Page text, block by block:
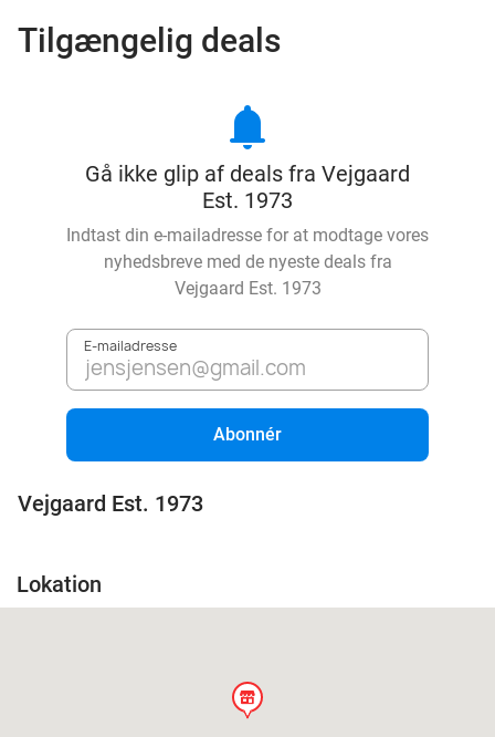
Tilgængelig deals
notifications
Gå ikke glip af deals fra Vejgaard
Est. 1973
Indtast din e-mailadresse for at modtage vores
nyhedsbreve med de nyeste deals fra
Vejgaard Est. 1973
E-mailadresse
Abonnér
Vejgaard Est. 1973
Lokation
store